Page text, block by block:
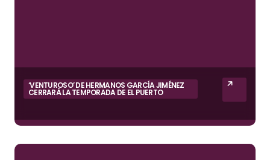
‘VENTUROSO’ DE HERMANOS GARCÍA JIMÉNEZ
CERRARÁ LA TEMPORADA DE EL PUERTO